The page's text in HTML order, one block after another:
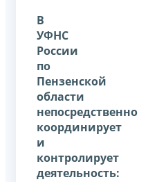
В
УФНС
России
по
Пензенской
области
непосредственно
координирует
и
контролирует
деятельность: